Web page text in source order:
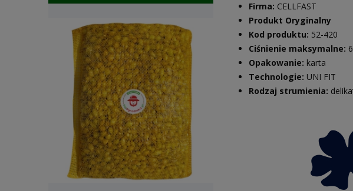
Firma: CELLFAST
Produkt Oryginalny
Kod produktu: 52-420
Ciśnienie maksymalne:
Opakowanie: karta
Technologie: UNI FIT
Rodzaj strumienia: